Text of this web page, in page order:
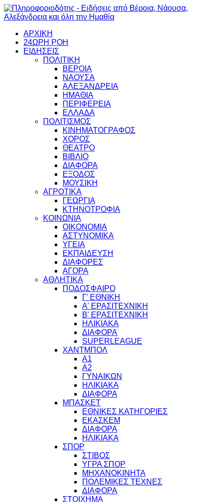
ΑΡΧΙΚΗ
24ΩΡΗ ΡΟΗ
ΕΙΔΗΣΕΙΣ
ΠΟΛΙΤΙΚΗ
ΒΕΡΟΙΑ
ΝΑΟΥΣΑ
ΑΛΕΞΑΝΔΡΕΙΑ
ΗΜΑΘΙΑ
ΠΕΡΙΦΕΡΕΙΑ
ΕΛΛΑΔΑ
ΠΟΛΙΤΙΣΜΟΣ
ΚΙΝΗΜΑΤΟΓΡΑΦΟΣ
ΧΟΡΟΣ
ΘΕΑΤΡΟ
ΒΙΒΛΙΟ
ΔΙΑΦΟΡΑ
ΕΞΟΔΟΣ
ΜΟΥΣΙΚΗ
ΑΓΡΟΤΙΚΑ
ΓΕΩΡΓΙΑ
ΚΤΗΝΟΤΡΟΦΙΑ
ΚΟΙΝΩΝΙΑ
ΟΙΚΟΝΟΜΙΑ
ΑΣΤΥΝΟΜΙΚΑ
ΥΓΕΙΑ
ΕΚΠΑΙΔΕΥΣΗ
ΔΙΑΦΟΡΕΣ
ΑΓΟΡΑ
ΑΘΛΗΤΙΚΑ
ΠΟΔΟΣΦΑΙΡΟ
Γ' ΕΘΝΙΚΗ
Α' ΕΡΑΣΙΤΕΧΝΙΚΗ
Β' ΕΡΑΣΙΤΕΧΝΙΚΗ
ΗΛΙΚΙΑΚΑ
ΔΙΑΦΟΡΑ
SUPERLEAGUE
ΧΑΝΤΜΠΟΛ
Α1
Α2
ΓΥΝΑΙΚΩΝ
ΗΛΙΚΙΑΚΑ
ΔΙΑΦΟΡΑ
ΜΠΑΣΚΕΤ
ΕΘΝΙΚΕΣ ΚΑΤΗΓΟΡΙΕΣ
ΕΚΑΣΚΕΜ
ΔΙΑΦΟΡΑ
ΗΛΙΚΙΑΚΑ
ΣΠΟΡ
ΣΤΙΒΟΣ
ΥΓΡΑ ΣΠΟΡ
ΜΗΧΑΝΟΚΙΝΗΤΑ
ΠΟΛΕΜΙΚΕΣ ΤΕΧΝΕΣ
ΔΙΑΦΟΡΑ
ΣΤΟΙΧΗΜΑ